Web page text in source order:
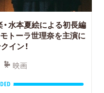
水本夏絵による初長編
トーラ世理奈を主演に
イン！
映画